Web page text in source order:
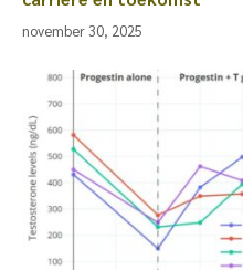
november 30, 2025